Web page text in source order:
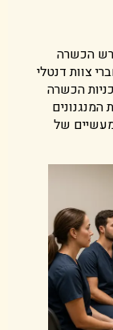
הכשרה
צוות דנטלי
הכשרה
המנגנונים
של